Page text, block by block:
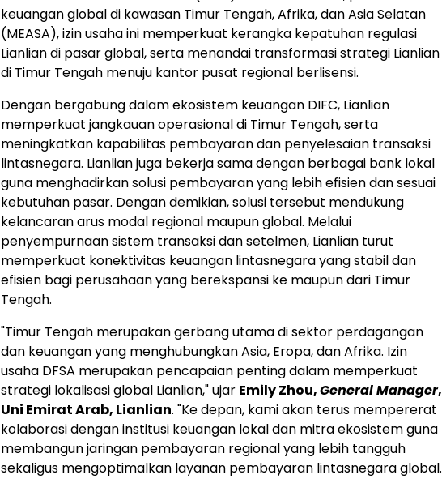
keuangan global di kawasan Timur Tengah, Afrika, dan Asia Selatan
(MEASA), izin usaha ini memperkuat kerangka kepatuhan regulasi
Lianlian di pasar global, serta menandai transformasi strategi Lianlian
di Timur Tengah menuju kantor pusat regional berlisensi.
Dengan bergabung dalam ekosistem keuangan DIFC, Lianlian
memperkuat jangkauan operasional di Timur Tengah, serta
meningkatkan kapabilitas pembayaran dan penyelesaian transaksi
lintasnegara. Lianlian juga bekerja sama dengan berbagai bank lokal
guna menghadirkan solusi pembayaran yang lebih efisien dan sesuai
kebutuhan pasar. Dengan demikian, solusi tersebut mendukung
kelancaran arus modal regional maupun global. Melalui
penyempurnaan sistem transaksi dan setelmen, Lianlian turut
memperkuat konektivitas keuangan lintasnegara yang stabil dan
efisien bagi perusahaan yang berekspansi ke maupun dari Timur
Tengah.
"Timur Tengah merupakan gerbang utama di sektor perdagangan
dan keuangan yang menghubungkan Asia, Eropa, dan Afrika. Izin
usaha DFSA merupakan pencapaian penting dalam memperkuat
strategi lokalisasi global Lianlian," ujar Emily Zhou,General Manager,
Uni Emirat Arab, Lianlian. "Ke depan, kami akan terus mempererat
kolaborasi dengan institusi keuangan lokal dan mitra ekosistem guna
membangun jaringan pembayaran regional yang lebih tangguh
sekaligus mengoptimalkan layanan pembayaran lintasnegara